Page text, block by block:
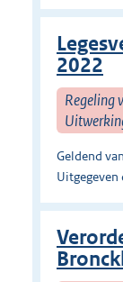
2022
Regeling
Geldend